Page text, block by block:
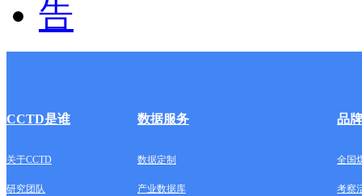
CCTD是谁 数据服务 品
关于CCTD 数据定制 全国
研究团队 产业数据库 考察